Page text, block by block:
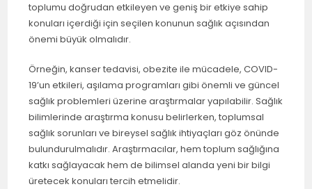
toplumu doğrudan etkileyen ve geniş bir etkiye sahip
konuları içerdiği için seçilen konunun sağlık açısından
önemi büyük olmalıdır.
Örneğin, kanser tedavisi, obezite ile mücadele, COVID-
19’un etkileri, aşılama programları gibi önemli ve güncel
sağlık problemleri üzerine araştırmalar yapılabilir. Sağlık
bilimlerinde araştırma konusu belirlerken, toplumsal
sağlık sorunları ve bireysel sağlık ihtiyaçları göz önünde
bulundurulmalıdır. Araştırmacılar, hem toplum sağlığına
katkı sağlayacak hem de bilimsel alanda yeni bir bilgi
üretecek konuları tercih etmelidir.